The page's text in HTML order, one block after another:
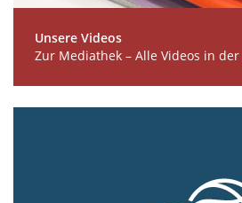
Unsere Videos
Zur Mediathek – Alle Videos in